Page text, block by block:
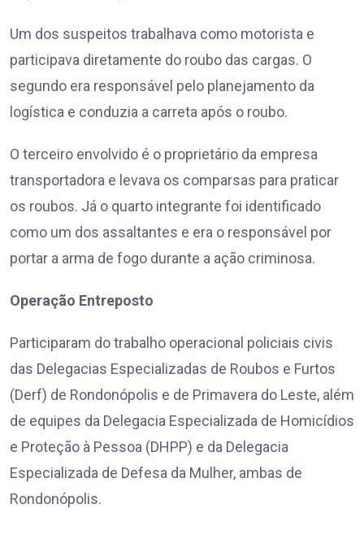
Um dos suspeitos trabalhava como motorista e
participava diretamente do roubo das cargas. O
segundo era responsável pelo planejamento da
logística e conduzia a carreta após o roubo.
O terceiro envolvido é o proprietário da empresa
transportadora e levava os comparsas para praticar
os roubos. Já o quarto integrante foi identificado
como um dos assaltantes e era o responsável por
portar a arma de fogo durante a ação criminosa.
Operação Entreposto
Participaram do trabalho operacional policiais civis
das Delegacias Especializadas de Roubos e Furtos
(Derf) de Rondonópolis e de Primavera do Leste, além
de equipes da Delegacia Especializada de Homicídios
e Proteção à Pessoa (DHPP) e da Delegacia
Especializada de Defesa da Mulher, ambas de
Rondonópolis.